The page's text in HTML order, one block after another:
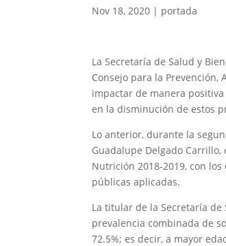
Nov 18, 2020 | portada
La Secretaría de Salud y
Consejo para la Prevención,
impactar de manera
en la disminución de estos
Lo anterior, durante la
Guadalupe Delgado
Nutrición 2018-2019, con
públicas aplicadas.
La titular de la Secretaría
prevalencia combinada de
72.5%; es decir, a mayor